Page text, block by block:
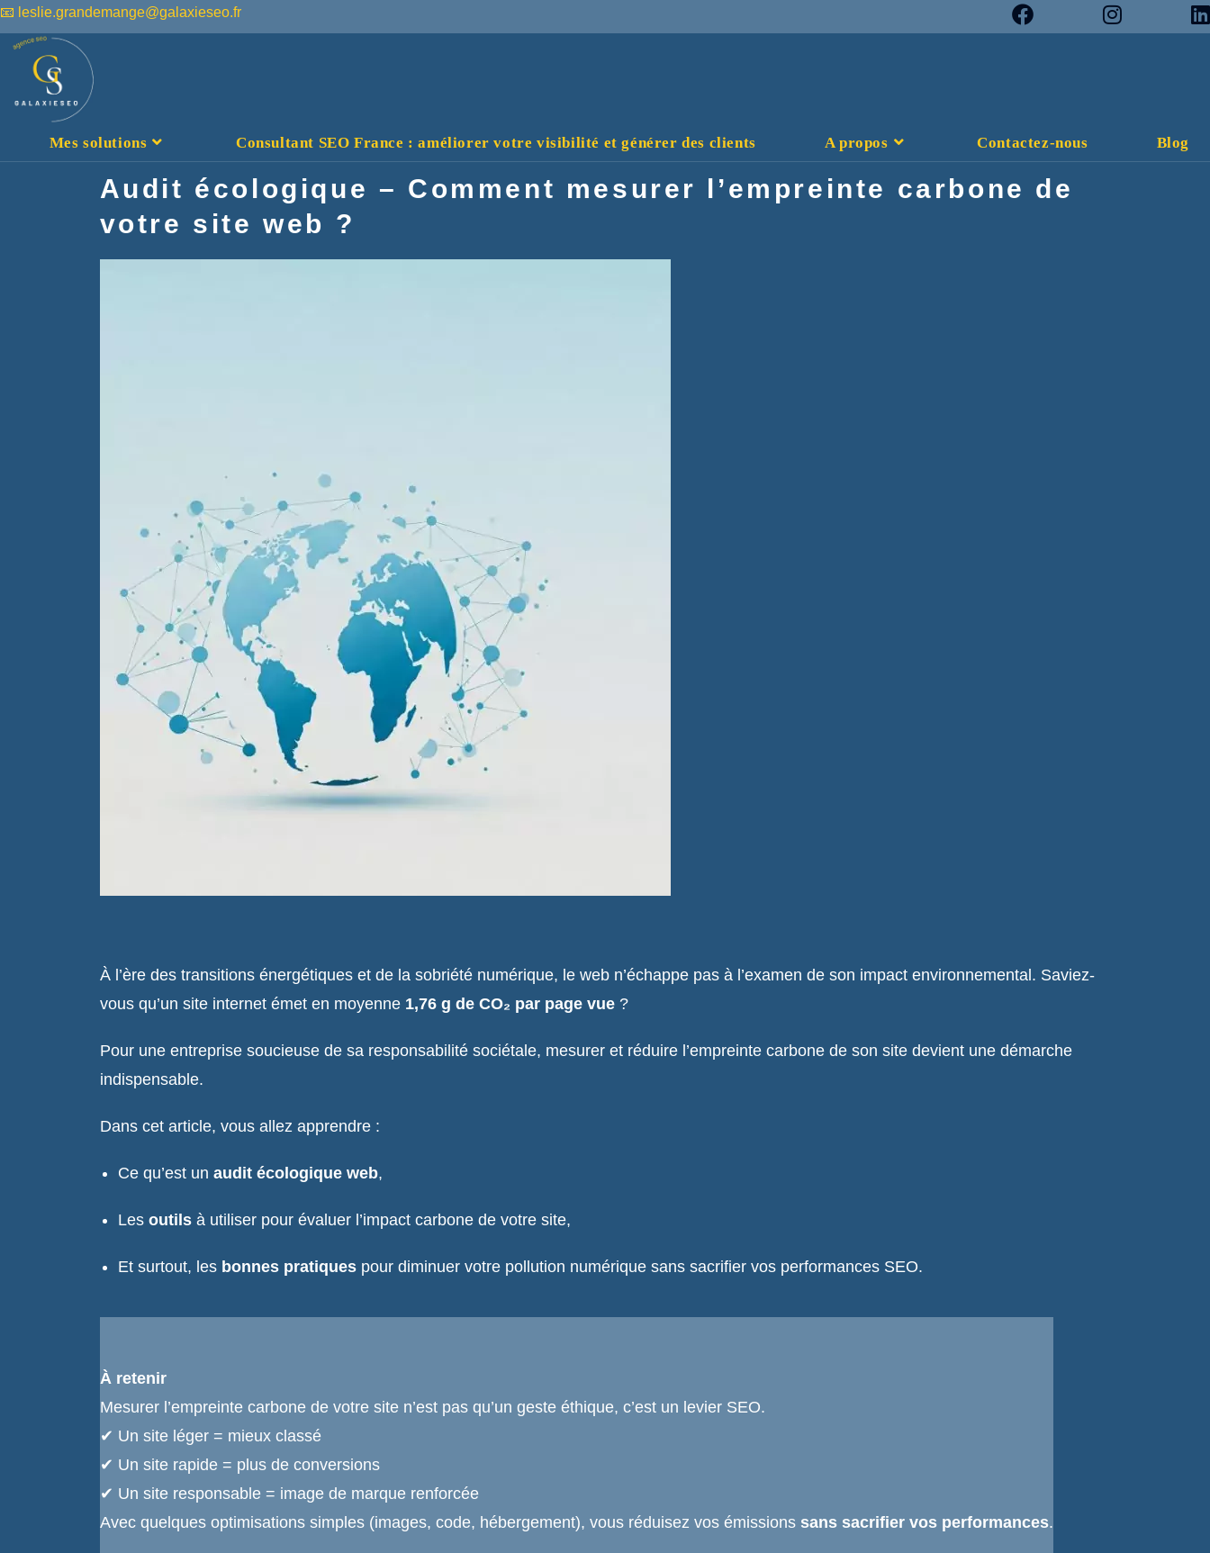
📧 leslie.grandemange@galaxieseo.fr
Mes solutions Consultant SEO France : améliorer votre visibilité et générer des clients A propos Contactez-nous Blog
Audit écologique – Comment mesurer l’empreinte carbone de
votre site web ?
À l’ère des transitions énergétiques et de la sobriété numérique, le web n’échappe pas à l’examen de son impact environnemental. Saviez-
vous qu’un site internet émet en moyenne 1,76 g de CO₂ par page vue?
Pour une entreprise soucieuse de sa responsabilité sociétale, mesurer et réduire l’empreinte carbone de son site devient une démarche
indispensable.
Dans cet article, vous allez apprendre :
Ce qu’est un audit écologique web,
Les outilsà utiliser pour évaluer l’impact carbone de votre site,
Et surtout, les bonnes pratiquespour diminuer votre pollution numérique sans sacrifier vos performances SEO.
À retenir
Mesurer l’empreinte carbone de votre site n’est pas qu’un geste éthique, c’est un levier SEO.
✔ Un site léger = mieux classé
✔ Un site rapide = plus de conversions
✔ Un site responsable = image de marque renforcée
Avec quelques optimisations simples (images, code, hébergement), vous réduisez vos émissions sans sacrifier vos performances.